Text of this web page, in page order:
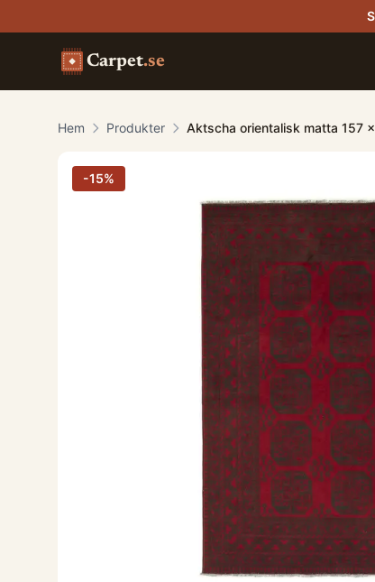
Carpet.se
Hem Produkter Aktscha orientalisk matta 157
-15%